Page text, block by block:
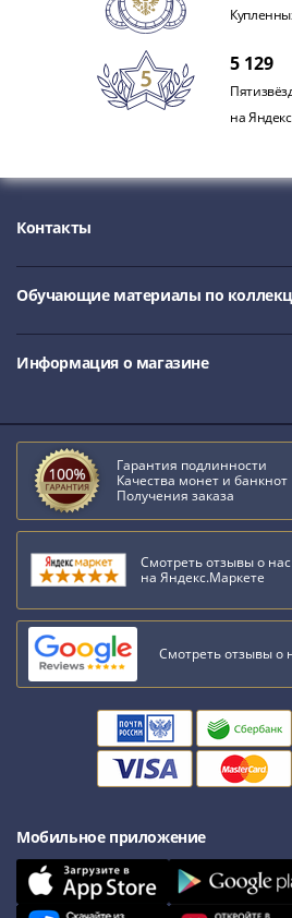
5 129
на
Контакты
Обучающие материалы по
Информация о магазине
Гарантия подлинности
Качества монет и банкнот
Получения заказа
Смотреть отзывы о нас
на Яндекс.Маркете
Смотреть отзывы о
Мобильное приложение